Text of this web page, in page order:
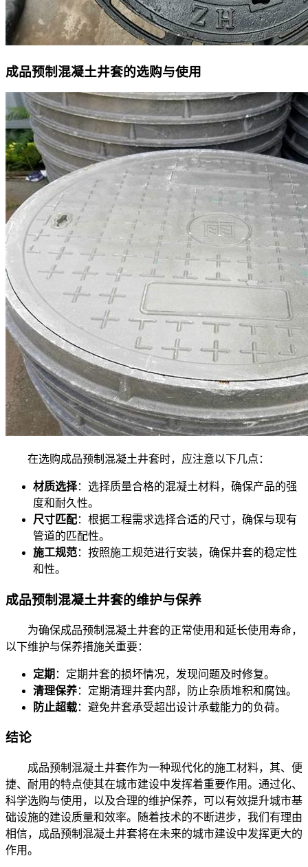
成品预制混凝土井套的选购与使用
在选购成品预制混凝土井套时，应注意以下几点：
材质选择：选择质量合格的混凝土材料，确保产品的强
度和耐久性。
尺寸匹配：根据工程需求选择合适的尺寸，确保与现有
管道的匹配性。
施工规范：按照施工规范进行安装，确保井套的稳定性
和性。
成品预制混凝土井套的维护与保养
为确保成品预制混凝土井套的正常使用和延长使用寿命，
以下维护与保养措施关重要：
定期 ：定期井套的损坏情况，发现问题及时修复。
清理保养：定期清理井套内部，防止杂质堆积和腐蚀。
防止超载：避免井套承受超出设计承载能力的负荷。
结论
成品预制混凝土井套作为一种现代化的施工材料，其、便
捷、耐用的特点使其在城市建设中发挥着重要作用。通过化、
科学选购与使用，以及合理的维护保养，可以有效提升城市基
础设施的建设质量和效率。随着技术的不断进步，我们有理由
相信，成品预制混凝土井套将在未来的城市建设中发挥更大的
作用。